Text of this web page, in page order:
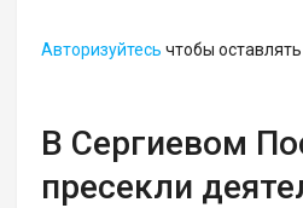
Авторизуйтесь чтобы
В Сергиевом
пресекли